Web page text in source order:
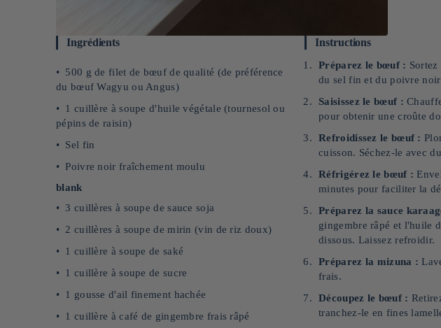
Ingrédients
500 g de filet de bœuf de qualité (de préférence
du bœuf Wagyu ou Angus)
1 cuillère à soupe d'huile végétale (tournesol ou
pépins de raisin)
Sel fin
Poivre noir fraîchement moulu
blank
3 cuillères à soupe de sauce soja
2 cuillères à soupe de mirin (vin de riz doux)
1 cuillère à soupe de saké
1 cuillère à soupe de sucre
1 gousse d'ail finement hachée
1 cuillère à café de gingembre frais râpé
Instructions
Préparez le bœuf :
du sel fin et du poivre
Saisissez le bœuf :
pour obtenir une croûte
Refroidissez le bœuf :
cuisson. Séchez-le avec
Réfrigérez le bœuf :
minutes pour faciliter la
Préparez la sauce
gingembre râpé et l'huile
dissous. Laissez refroidir.
Préparez la mizuna :
frais.
Découpez le bœuf :
tranchez-le en fines